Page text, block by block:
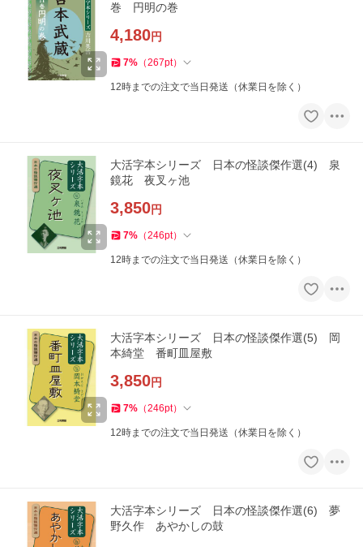
巻 円明の巻
4,180円
7% （267pt）
12時までの注文で当日発送（休業日を除く）
大活字本シリーズ 日本の怪談傑作選(4) 泉
鏡花 夜叉ヶ池
3,850円
7% （246pt）
12時までの注文で当日発送（休業日を除く）
大活字本シリーズ 日本の怪談傑作選(5) 岡
本綺堂 番町皿屋敷
3,850円
7% （246pt）
12時までの注文で当日発送（休業日を除く）
大活字本シリーズ 日本の怪談傑作選(6) 夢
野久作 あやかしの鼓